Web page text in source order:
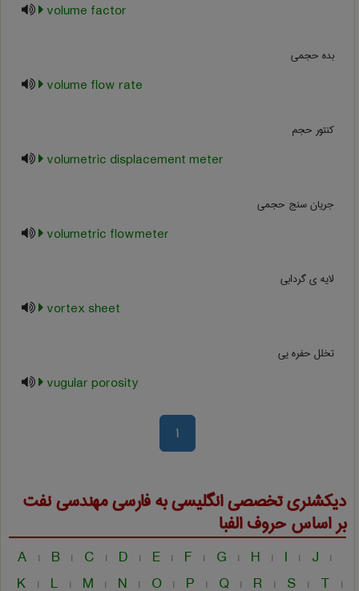
volume factor
بده حجمی
volume flow rate
کنتور حجم
volumetric displacement meter
جریان سنج حجمی
volumetric flowmeter
لایه ی گردابی
vortex sheet
تخلل حفره یی
vugular porosity
1
دیکشنری تخصصی انگلیسی به فارسیمهندسی نفت
بر اساس حروف الفبا
A | B | C | D | E | F | G | H | I | J |
K | L | M | N | O | P | Q | R | S | T |